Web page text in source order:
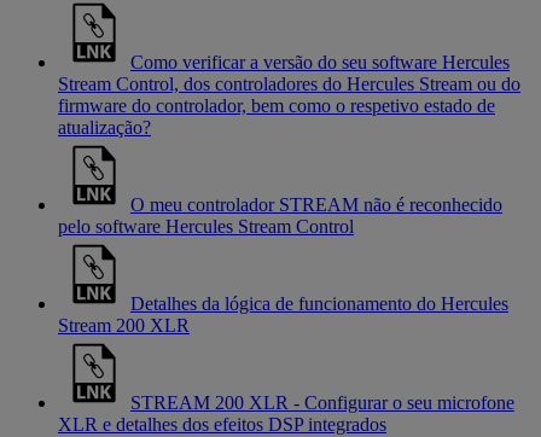
Como verificar a versão do seu software Hercules
Stream Control, dos controladores do Hercules Stream ou do
firmware do controlador, bem como o respetivo estado de
atualização?
O meu controlador STREAM não é reconhecido
pelo software Hercules Stream Control
Detalhes da lógica de funcionamento do Hercules
Stream 200 XLR
STREAM 200 XLR - Configurar o seu microfone
XLR e detalhes dos efeitos DSP integrados